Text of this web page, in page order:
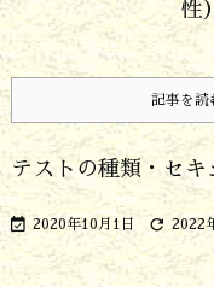
性
記事を読
テストの種類・セ
 2020年10月1日  2022